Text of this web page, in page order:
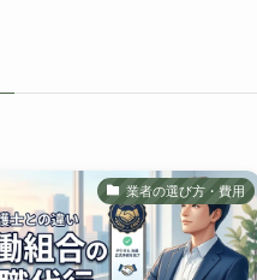
業者の選び方・費用